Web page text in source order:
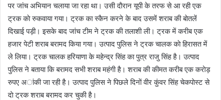
पर जांच अभियान चलाया जा रहा था। उसी दाैरान यूपी के तरफ से आ रही एक
ट्रक काे रुकवाया गया। ट्रक का स्कैन करने के बाद उसमें शराब की बाेतलें
दिखाई पड़ी। इसके बाद जांच टीम ने ट्रक की तलाशी ली। ट्रक में करीब एक
हजार पेटी शराब बरामद किया गया। उत्पाद पुलिस ने ट्रक चालक काे हिरासत में
ले लिया। ट्रक चालक हरियाणा के महेन्द्र सिंह का पुत्र राजु सिंह है। उत्पाद
पुलिस ने बताया कि बरामद सभी शराब महंगी है। शराब की कीमत करीब एक कराेड़
रुपए अांकी जा रही है। उत्पाद पुलिस ने पिछले दिनाें वीर कुंवर सिंह चेकपाेस्ट से
दाे ट्रक शराब बरामद कर चुकी है।